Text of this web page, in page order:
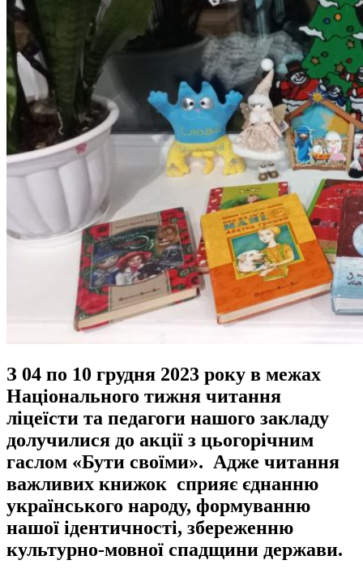
З 04 по 10 грудня 2023 року в межах
Національного тижня читання
ліцеїсти та педагоги нашого закладу
долучилися до акції з цьогорічним
гаслом «Бути своїми». Адже читання
важливих книжок сприяє єднанню
українського народу, формуванню
нашої ідентичності, збереженню
культурно-мовної спадщини держави.